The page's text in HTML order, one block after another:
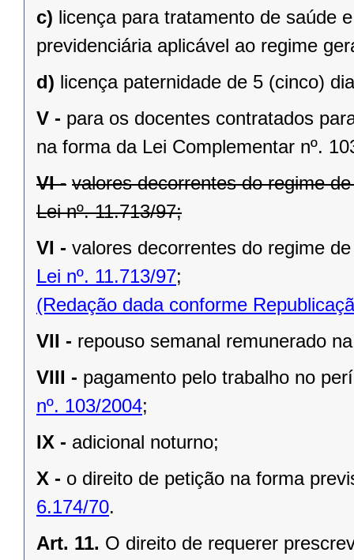
c) licença para tratamento de saúde
previdenciária aplicável ao regime
d) licença paternidade de 5 (cinco)
V - para os docentes contratados
na forma da Lei Complementar nº.
VI - valores decorrentes do regime
Lei nº. 11.713/97;
VI - valores decorrentes do regime
Lei nº. 11.713/97;
(Redação dada conforme
VII - repouso semanal remunerado
VIII - pagamento pelo trabalho no
nº. 103/2004;
IX - adicional noturno;
X - o direito de petição na forma
6.174/70.
Art. 11. O direito de requerer